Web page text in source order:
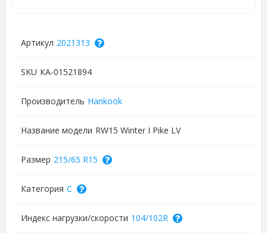
Артикул 2021313
SKU КА-01521894
Производитель Hankook
Название модели RW15 Winter I Pike LV
Размер 215/65 R15
Категория C
Индекс нагрузки/скорости 104/102R